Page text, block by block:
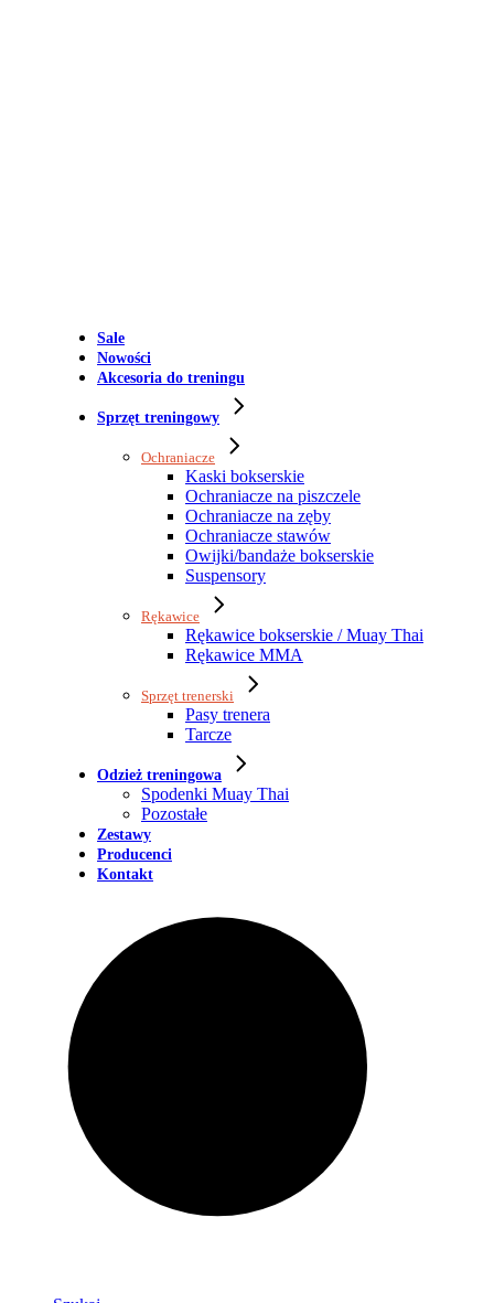
Sale
Nowości
Akcesoria do treningu
Sprzęt treningowy
Ochraniacze
Kaski bokserskie
Ochraniacze na piszczele
Ochraniacze na zęby
Ochraniacze stawów
Owijki/bandaże bokserskie
Suspensory
Rękawice
Rękawice bokserskie / Muay Thai
Rękawice MMA
Sprzęt trenerski
Pasy trenera
Tarcze
Odzież treningowa
Spodenki Muay Thai
Pozostałe
Zestawy
Producenci
Kontakt